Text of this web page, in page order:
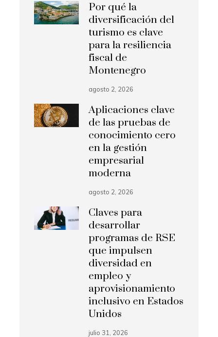
Por qué la
diversificación del
turismo es clave
para la resiliencia
fiscal de
Montenegro
agosto 2, 2026
Aplicaciones clave
de las pruebas de
conocimiento cero
en la gestión
empresarial
moderna
agosto 2, 2026
Claves para
desarrollar
programas de RSE
que impulsen
diversidad en
empleo y
aprovisionamiento
inclusivo en Estados
Unidos
julio 31, 2026